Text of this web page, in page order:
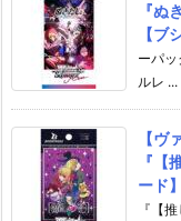
『ぬ
【
ーパ
ルレ ...
【ヴ
『【
ード
『【